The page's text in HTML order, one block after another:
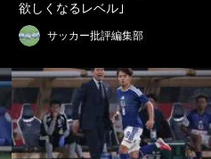
欲しくなるレベル｣
サッカー批評編集部